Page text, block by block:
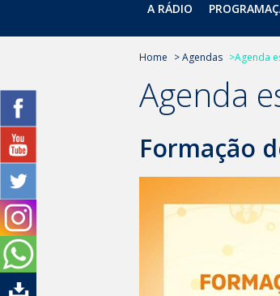
A RÁDIO
Home > Agendas >Agenda
Agenda
Formação